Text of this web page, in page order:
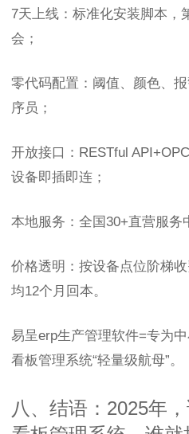
7天上线：标准化安装脚本，
会；
零代码配置：阈值、颜色、
序员；
开放接口：RESTful
设备即插即连；
本地服务：全国30+直营服务
价格透明：按设备点位阶梯
均12个月回本。
易呈erp生产管理软件=专为
看板管理系统“轻量级航母”。
八、结语：2025年